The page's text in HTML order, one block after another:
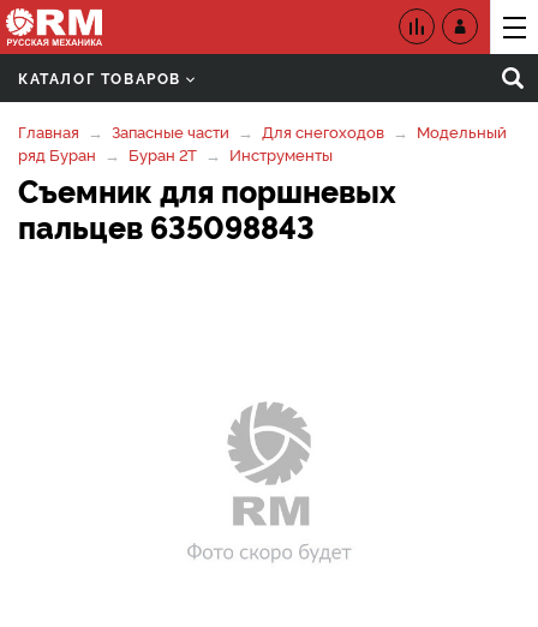
КАТАЛОГ ТОВАРОВ
Главная Запасные части Для снегоходов
Модельный
ряд Буран
Буран 2Т Инструменты
Съемник для поршневых
пальцев 635098843